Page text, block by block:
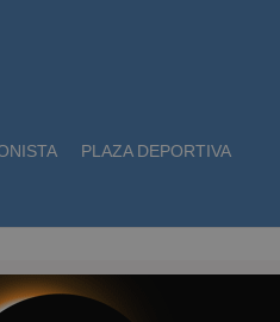
PLAZA DEPORTIVA